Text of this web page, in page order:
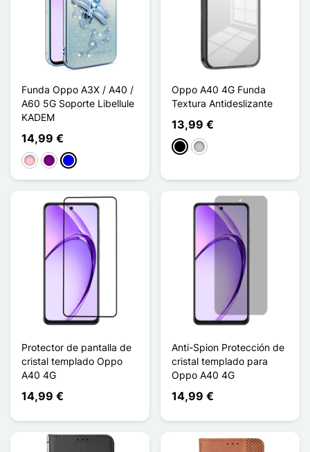
Funda Oppo A3X / A40 /
A60 5G Soporte Libellule
KADEM
14,99 €
RosaPúrpura
Azul
Oppo A40 4G Funda
Textura Antideslizante
13,99 €
NegroTransparente
Protector de pantalla de
cristal templado Oppo
A40 4G
14,99 €
Anti-Spion Protección de
cristal templado para
Oppo A40 4G
14,99 €